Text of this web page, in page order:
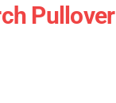
Pullover